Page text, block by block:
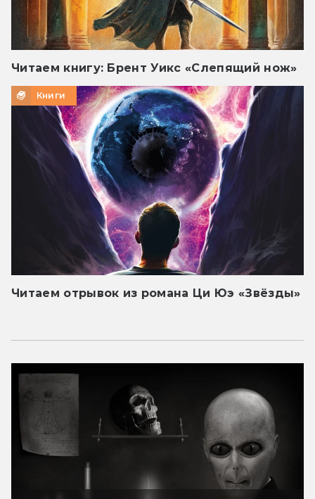
Читаем книгу: Брент Уикс «Слепящий нож»
Книги
Читаем отрывок из романа Ци Юэ «Звёзды»